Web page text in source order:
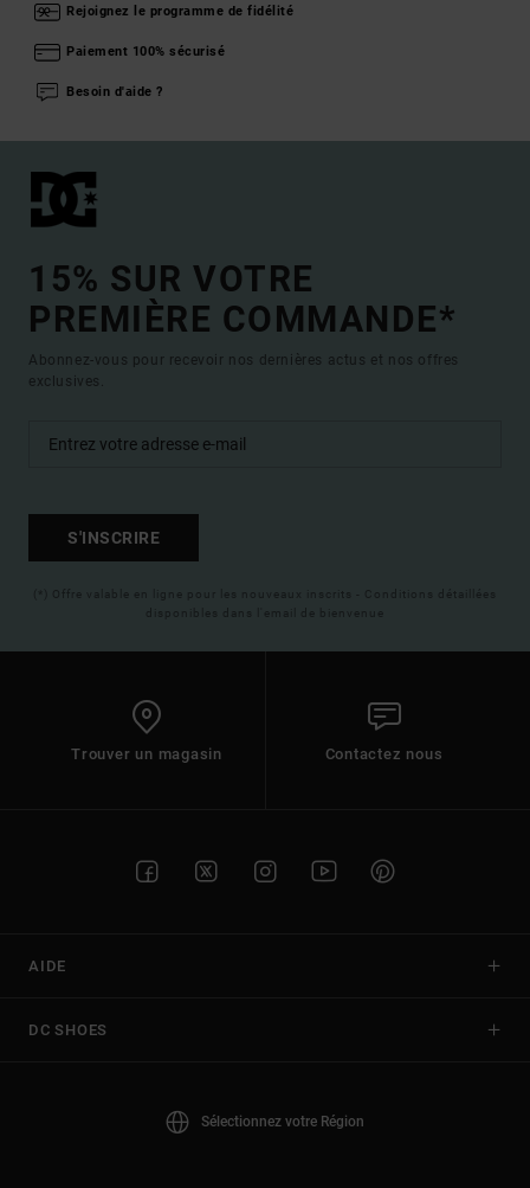
Rejoignez le programme de fidélité
Paiement 100% sécurisé
Besoin d'aide ?
15% SUR VOTRE
PREMIÈRE COMMANDE*
Abonnez-vous pour recevoir nos dernières actus et nos offres
exclusives.
S'INSCRIRE
(*) Offre valable en ligne pour les nouveaux inscrits - Conditions détaillées
disponibles dans l'email de bienvenue
Trouver un magasin Contactez nous
AIDE
DC SHOES
Sélectionnez votre Région